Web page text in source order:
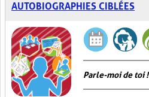
AUTOBIOGRAPHIES CIBLÉES
Parle-moi de toi !